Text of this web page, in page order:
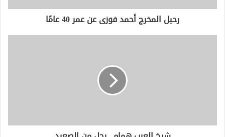
ر
ي
رحيل المخرج أحمد فوزى عن عمر 40 عامًا